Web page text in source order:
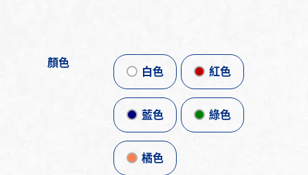
顏色
白色 紅色
藍色 綠色
橘色